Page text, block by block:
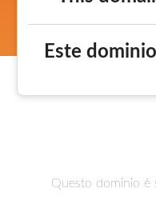
Este
Questo dominio è